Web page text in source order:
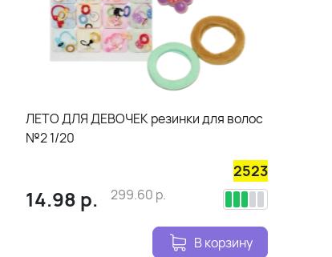
ЛЕТО ДЛЯ ДЕВОЧЕК резинки для волос
№2 1/20
2523
14.98 р. 299.60 р.
В корзину